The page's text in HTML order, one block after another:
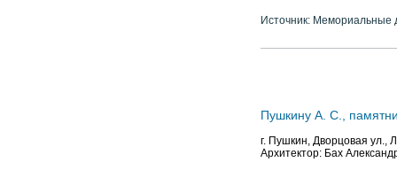
Источник: Мемориальные
Пушкину А. С.,
г. Пушкин, Дворцовая ул.,
Архитектор: Бах